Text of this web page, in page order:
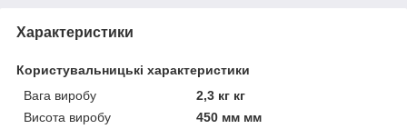
Характеристики
Користувальницькі характеристики
Вага виробу
2,3 кг кг
Висота виробу
450 мм мм